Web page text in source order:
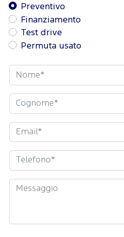
Preventivo
Finanziamento
Test drive
Permuta usato